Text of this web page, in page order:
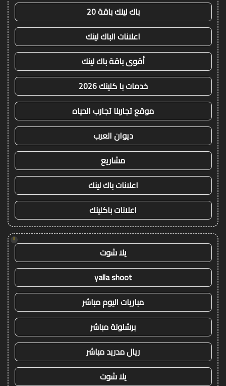
باك لينك باقة 20
اعلانات الباك لينك
أقوى باقة باك لينك
خدمات با كلينك 2026
موقع تجاربنا تجارب الحياه
ديوان العرب
مشاريع
اعلانات باك لينك
اعلانات باكلينك
!
يلا شوت
yalla shoot
مباريات اليوم مباشر
برشلونة مباشر
ريال مدريد مباشر
يلا شوت